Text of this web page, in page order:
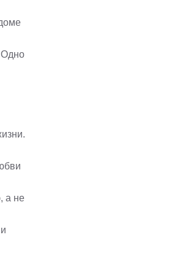
Одно
а не